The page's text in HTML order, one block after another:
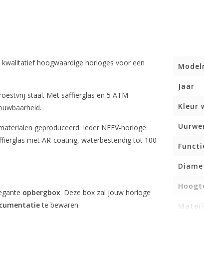
hoogwaardige horloges voor een
staal. Met saffierglas en 5 ATM
geproduceerd. Ieder NEEV-horloge
met AR-coating, waterbestendig tot 100
opbergbox. Deze box zal jouw horloge
te bewaren.
Jaar
Kleur